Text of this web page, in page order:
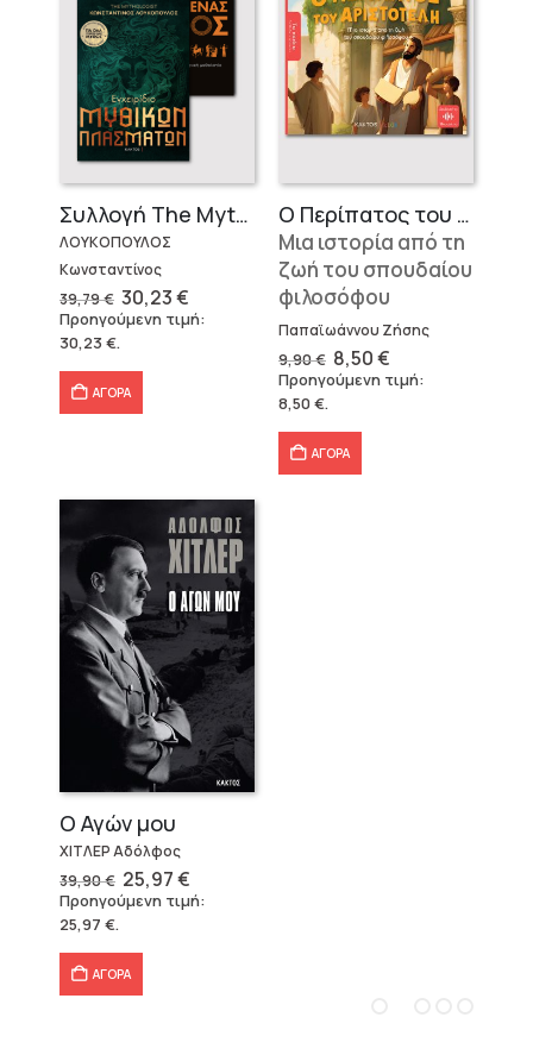
Συλλογή The Mythologist (2 βιβλία)
ΛΟΥΚΟΠΟΥΛΟΣ
Κωνσταντίνος
39,79€ Original
price
was:
39,79 €.
30,23€Η
τρέχουσα
τιμή
Προηγούμενη τιμή:
30,23€.
ΑΓΟΡΑ
Ο Περίπατος του Αριστοτέλη
Μια ιστορία από τη
ζωή του σπουδαίου
φιλοσόφου
Παπαϊωάννου Ζήσης
9,90€ Original
price
was:
8,50€Η
τρέχουσα
τιμή
Προηγούμενη τιμή:
8,50€.
ΑΓΟΡΑ
Ο Αγών μου
ΧΙΤΛΕΡ Αδόλφος
39,90€ Original
price
was:
25,97€Η
τρέχουσα
τιμή
Προηγούμενη τιμή:
25,97 €.
ΑΓΟΡΑ